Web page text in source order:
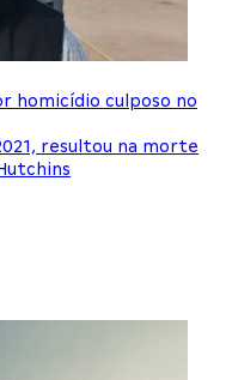
homicídio culposo no
resultou na morte